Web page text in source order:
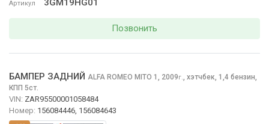
Артикул 3GM19HG01
Позвонить
БАМПЕР ЗАДНИЙ ALFA ROMEO MITO 1, 2009г.
хэтчбек, 1,4 бензин,
КПП 5ст.
VIN: ZAR95500001058484
Номер: 156084446, 156084643